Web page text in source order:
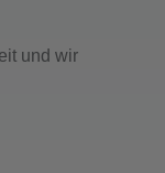
und wir